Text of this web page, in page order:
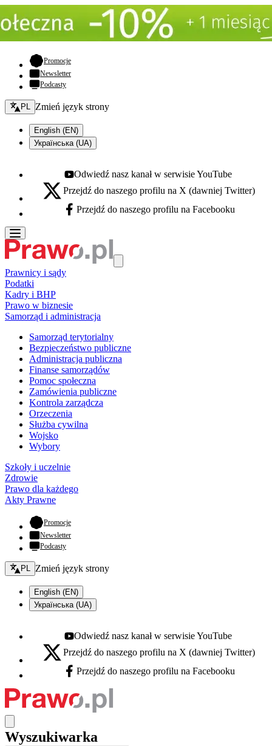
Promocje- otwiera się w nowej karcie
Newsletter
Podcasty
Zmień język - bieżący:
PL Zmień język strony
English (EN)
Українська (UA)
Youtube - otwiera się w nowej karcie
Odwiedź nasz kanał w serwisie YouTube
X - otwiera się w nowej karcie
Przejdź do naszego profilu na X (dawniej Twitter)
Facebook - otwiera się w nowej karcie
Przejdź do naszego profilu na Facebooku
Prawnicy i sądy
Podatki
Kadry i BHP
Prawo w biznesie
Samorząd i administracja
Samorząd terytorialny
Bezpieczeństwo publiczne
Administracja publiczna
Finanse samorządów
Pomoc społeczna
Zamówienia publiczne
Kontrola zarządcza
Orzeczenia
Służba cywilna
Wojsko
Wybory
Szkoły i uczelnie
Zdrowie
Prawo dla każdego
Akty Prawne
Promocje- otwiera się w nowej karcie
Newsletter
Podcasty
Zmień język - bieżący:
PL Zmień język strony
English (EN)
Українська (UA)
Youtube - otwiera się w nowej karcie
Odwiedź nasz kanał w serwisie YouTube
X - otwiera się w nowej karcie
Przejdź do naszego profilu na X (dawniej Twitter)
Facebook - otwiera się w nowej karcie
Przejdź do naszego profilu na Facebooku
Wyszukiwarka